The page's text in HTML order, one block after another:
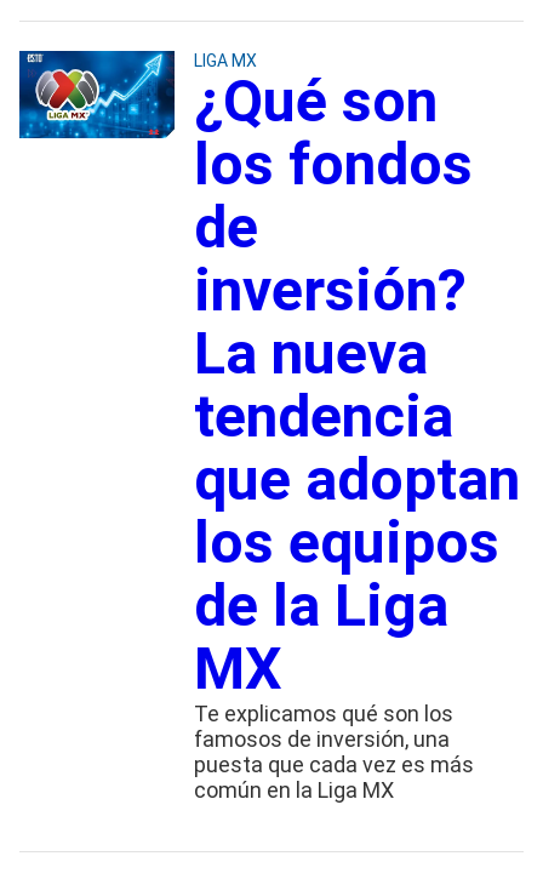
LIGA MX
¿Qué son
los fondos
de
inversión?
La nueva
tendencia
que adoptan
los equipos
de la Liga
MX
Te explicamos qué son los
famosos de inversión, una
puesta que cada vez es más
común en la Liga MX